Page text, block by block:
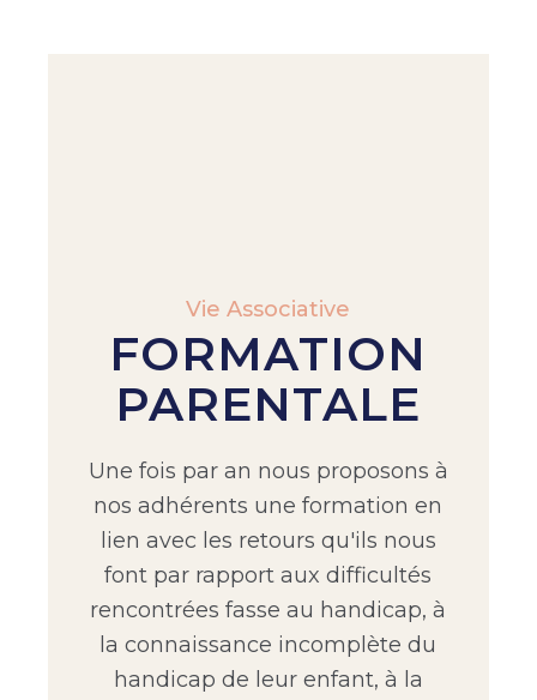
Vie Associative
FORMATION
PARENTALE
Une fois par an nous proposons à
nos adhérents une formation en
lien avec les retours qu'ils nous
font par rapport aux difficultés
rencontrées fasse au handicap, à
la connaissance incomplète du
handicap de leur enfant, à la